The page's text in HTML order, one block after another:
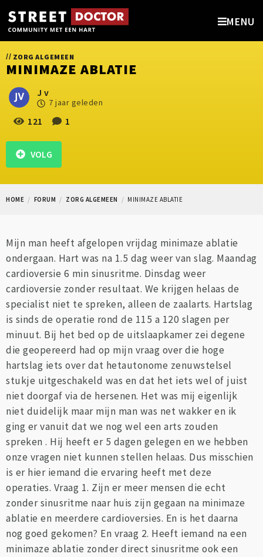
MENU
// ZORG ALGEMEEN
MINIMAZE ABLATIE
J v
7 jaar geleden
121 1
VOLG
HOME FORUM ZORG ALGEMEEN MINIMAZE ABLATIE
Mijn man heeft afgelopen vrijdag minimaze ablatie
ondergaan. Hart was na 1.5 dag weer van slag. Maandag
cardioversie 6 min sinusritme. Dinsdag weer
cardioversie zonder resultaat. We krijgen helaas de
specialist niet te spreken, alleen de zaalarts. Hartslag
is sinds de operatie rond de 115 a 120 slagen per
minuut. Bij het bed op de uitslaapkamer zei degene
die geopereerd had op mijn vraag over die hoge
hartslag iets over dat hetautonome zenuwstelsel
stukje uitgeschakeld was en dat het iets wel of juist
niet doorgaf via de hersenen. Het was mij eigenlijk
niet duidelijk maar mijn man was net wakker en ik
ging er vanuit dat we nog wel een arts zouden
spreken . Hij heeft er 5 dagen gelegen en we hebben
onze vragen niet kunnen stellen helaas. Dus misschien
is er hier iemand die ervaring heeft met deze
operaties. Vraag 1. Zijn er meer mensen die echt
zonder sinusritme naar huis zijn gegaan na minimaze
ablatie en meerdere cardioversies. En is het daarna
nog goed gekomen? En vraag 2. Heeft iemand na een
minimaze ablatie zonder direct sinusritme ook een